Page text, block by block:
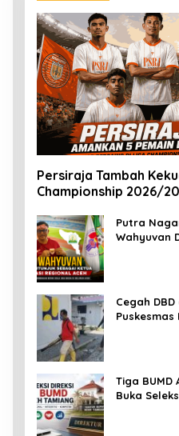
Persiraja Tambah
Championship 2026/
Putra
Wahyuvan
Cegah
Tiga BUMD
Buka